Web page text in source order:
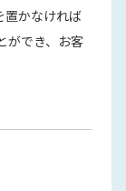
置かなければ
ができ、お客